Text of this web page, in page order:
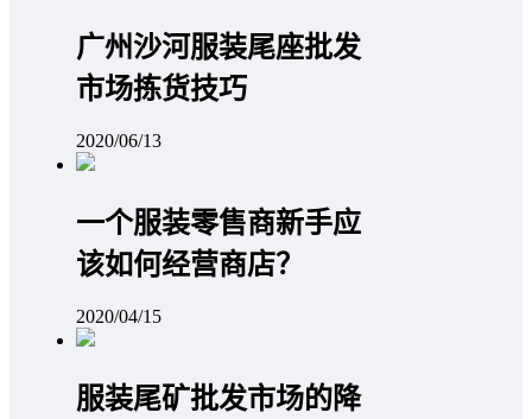
广州沙河服装尾座批发
市场拣货技巧
2020/06/13
一个服装零售商新手应
该如何经营商店？
2020/04/15
服装尾矿批发市场的降